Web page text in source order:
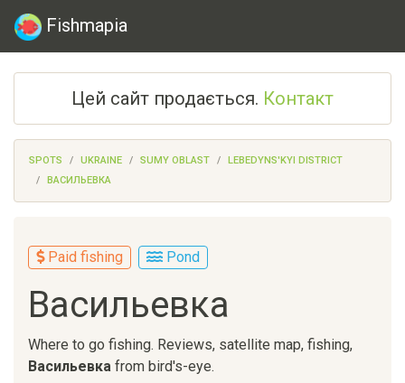
Fishmapia
Цей сайт продається. Контакт
SPOTS UKRAINE SUMY OBLAST
LEBEDYNS'KYI DISTRICT
ВАСИЛЬЕВКА
Paid fishing Pond
Васильевка
Where to go fishing. Reviews, satellite map, fishing,
Васильевка from bird's-eye.